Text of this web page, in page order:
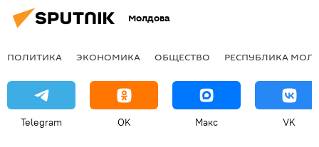
Молдова
ПОЛИТИКА ЭКОНОМИКА ОБЩЕСТВО РЕСПУБЛИКА
Telegram OK Макс VK